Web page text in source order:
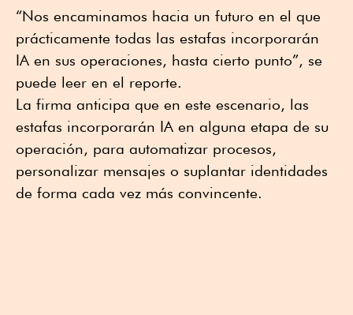
“Nos encaminamos hacia un futuro en el que
prácticamente todas las estafas incorporarán
IA en sus operaciones, hasta cierto punto”, se
puede leer en el reporte.
La firma anticipa que en este escenario, las
estafas incorporarán IA en alguna etapa de su
operación, para automatizar procesos,
personalizar mensajes o suplantar identidades
de forma cada vez más convincente.